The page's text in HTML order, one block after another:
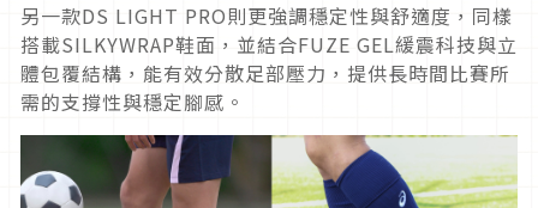
另一款DS LIGHT PRO則更強調穩定性與舒適度，同樣
搭載SILKYWRAP鞋面，並結合FUZE GEL緩震科技與立
體包覆結構，能有效分散足部壓力，提供長時間比賽所
需的支撐性與穩定腳感。